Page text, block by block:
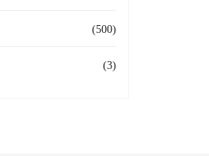
(500)
(3)